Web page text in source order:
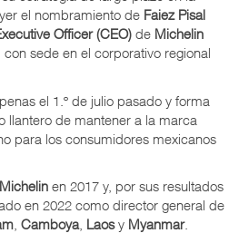
el nombramiento de Faiez Pisal
Officer (CEO) de Michelin
, con sede en el corporativo regional
el 1.º de julio pasado y forma
llantero de mantener a la marca
para los consumidores mexicanos
Michelin en 2017 y, por sus resultados
en 2022 como director general de
Camboya, Laosy Myanmar.